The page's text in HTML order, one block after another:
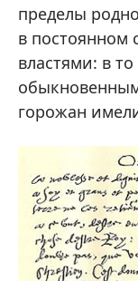
пределы
в постоянном
властями: в
горожан